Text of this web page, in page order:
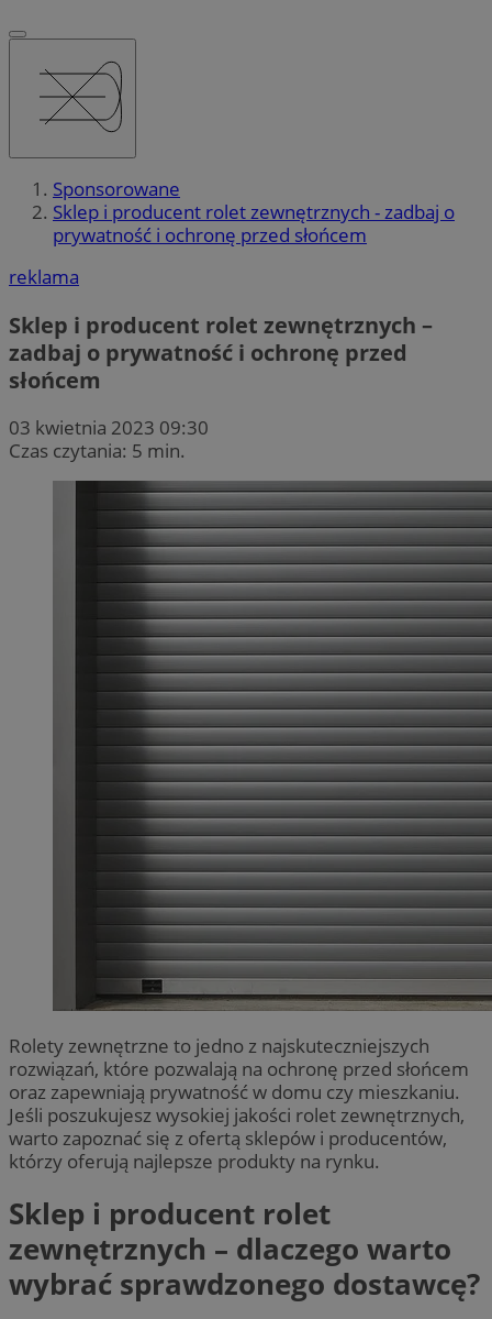
Sponsorowane
Sklep i producent rolet zewnętrznych - zadbaj o
prywatność i ochronę przed słońcem
reklama
Sklep i producent rolet zewnętrznych –
zadbaj o prywatność i ochronę przed
słońcem
03 kwietnia 2023 09:30
Czas czytania: 5 min.
Rolety zewnętrzne to jedno z najskuteczniejszych
rozwiązań, które pozwalają na ochronę przed słońcem
oraz zapewniają prywatność w domu czy mieszkaniu.
Jeśli poszukujesz wysokiej jakości rolet zewnętrznych,
warto zapoznać się z ofertą sklepów i producentów,
którzy oferują najlepsze produkty na rynku.
Sklep i producent rolet
zewnętrznych – dlaczego warto
wybrać sprawdzonego dostawcę?